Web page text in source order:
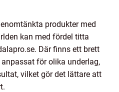
produkter med
kan med fördel titta
Där finns ett brett
för olika underlag,
vilket gör det lättare att